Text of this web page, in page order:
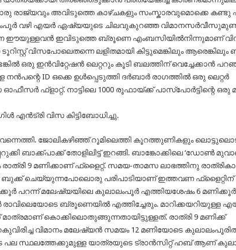
രാജ്യവും അവിടുത്തെ കാഴ്ചകളും സംസ്കാരവുമൊക്കെ കണ്ടു
വഴി എയർ ഏഷ്യയുടെ ചിലവുകുറഞ്ഞ
ഈയുള്ളവൻ ഇവിടുത്തെ ബ്രൂണെ എംബസിയിൽനിന്നുമാണ്
വിസപോലെതന്നെ ലളിതമായി കിട്ടുമെങ്കിലും
ഒരു ഇൻവിറ്റേഷൻ ലെറ്ററും കൂടി ബലത്തിന് വെച്ചേക്കാൻ
ID ഒക്കെ ഉൾപ്പെടുത്തി ദർബാർ രാഗത്തിൽ ഒരു ലെറ്റർ
ഫ്‌ളാറ്റ്. നാട്ടിലെ 1000 രൂഫായ്ക്ക് പാസ്‌പോർട്ടിന്റെ
എൻട്രി വിസ കിട്ടിബോധിച്ചു.
ജോലികഴിഞ്ഞ് റൂമിലെത്തി കൂറത്തുണികളും
ബാക്ക്പാക്ക് തോളിലിട്ട് ഇറങ്ങി. ബാങ്കോക്കിലെ ‘ഡോൺ
രാത്രി 9 മണിക്കാണ് ഫ്‌ളൈറ്റ്. സമയ-താമസ ലാഭത്തിനു
ബുക്ക് ചെയ്യുന്നപോലൊരു പരിപാടിയാണ് ഇത്തവണ ഫ്‌ളൈറ്റിന്
പറന്ന് മലേഷ്യയിലെ കുലാലംപൂർ എത്തിയശേഷം 6
ബ്രൂണെയിൽ എത്തിച്ചേരും. മാറിക്കയറിയുള്ള
കൊക്കിലൊതുങ്ങുന്നതായിട്ടുള്ളത്. രാത്രി 9 മണിക്ക്
വിമാനം മലേഷ്യൻ സമയം 12 മണിയോടെ
പല സ്ഥലത്തേക്കുമുള്ള യാത്രയുടെ ട്രാൻസിറ്റ് ഹബ് ആണ്